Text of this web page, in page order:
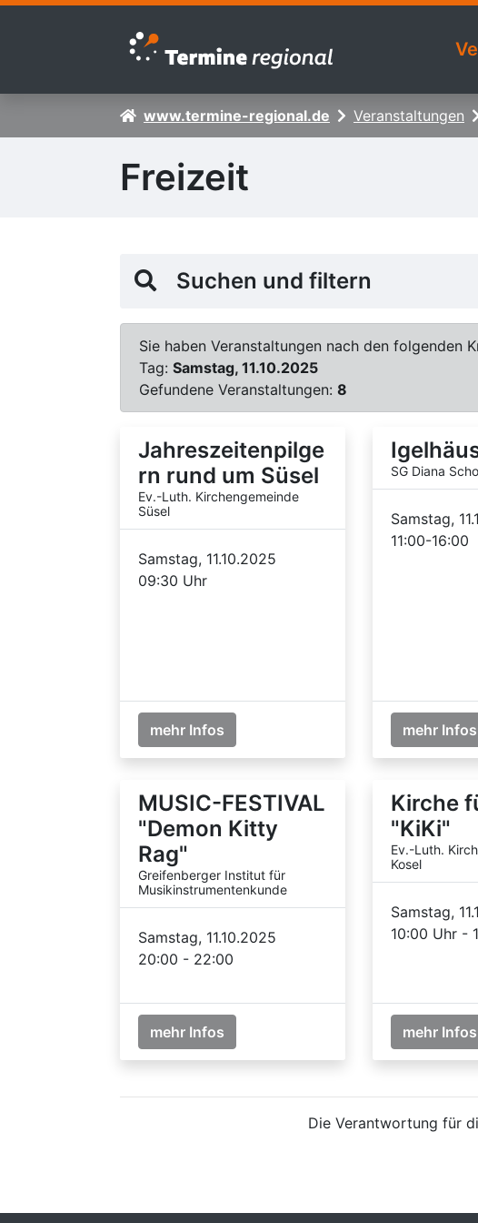
Zur Navigation springen
Zum Inhalt springen
www.termine-regional.de Veranstaltungen
Freizeit
Suchen und filtern
Sie haben Veranstaltungen nach den folgenden
Tag: Samstag, 11.10.2025
Gefundene Veranstaltungen: 8
Jahreszeitenpilge
rn rund um Süsel
Ev.-Luth. Kirchengemeinde
Süsel
Samstag, 11.10.2025
09:30 Uhr
mehr Infos
SG Diana
Samstag,
11:00-16:00
mehr Infos
MUSIC-FESTIVAL
"Demon Kitty
Rag"
Greifenberger Institut für
Musikinstrumentenkunde
Samstag, 11.10.2025
20:00 - 22:00
mehr Infos
Kirche
"KiKi"
Ev.-Luth.
Kosel
Samstag,
10:00 Uhr -
mehr Infos
Die Verantwortung für